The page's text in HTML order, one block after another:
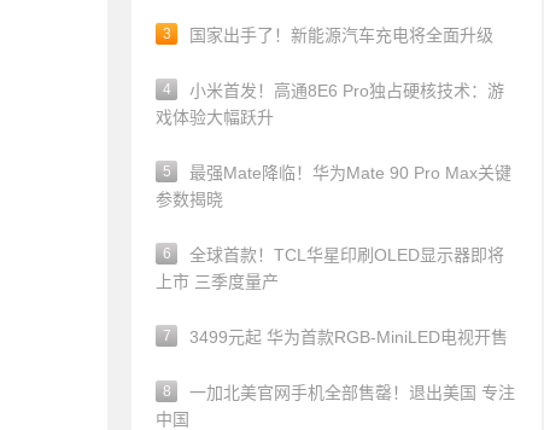
3 国家出手了！新能源汽车充电将全面升级
4
小米首发！高通8E6 Pro独占硬核技术：游
戏体验大幅跃升
5
最强Mate降临！华为Mate 90 Pro Max关键
参数揭晓
6
全球首款！TCL华星印刷OLED显示器即将
上市 三季度量产
7 3499元起 华为首款RGB-MiniLED电视开售
8
一加北美官网手机全部售罄！退出美国 专注
中国